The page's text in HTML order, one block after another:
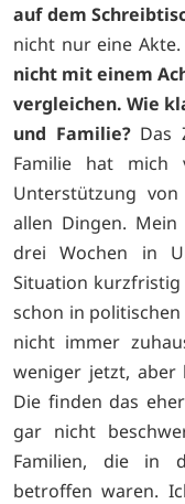
auf dem
nicht nur eine Akte.
nicht mit einem
vergleichen. Wie
und Familie?Das
Familie hat mich
Unterstützung
allen Dingen.
drei Wochen in
Situation
schon in
nicht immer
weniger jetzt, aber
Die finden das
gar nicht
Familien, die in
betroffen waren.